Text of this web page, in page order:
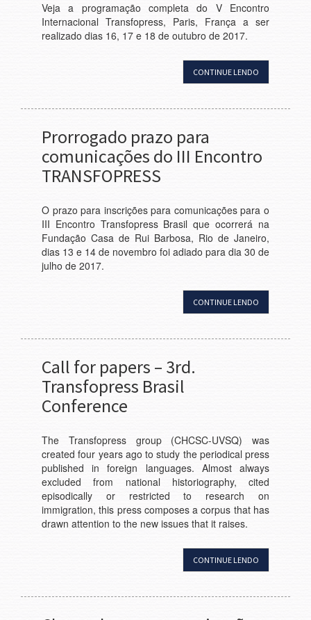
Veja a programação completa do V Encontro
Internacional Transfopress, Paris, França a ser
realizado dias 16, 17 e 18 de outubro de 2017.
CONTINUE LENDO
Prorrogado prazo para
comunicações do III Encontro
TRANSFOPRESS
O prazo para inscrições para comunicações para o
III Encontro Transfopress Brasil que ocorrerá na
Fundação Casa de Rui Barbosa, Rio de Janeiro,
dias 13 e 14 de novembro foi adiado para dia 30 de
julho de 2017.
CONTINUE LENDO
Call for papers – 3rd.
Transfopress Brasil
Conference
The Transfopress group (CHCSC-UVSQ) was
created four years ago to study the periodical press
published in foreign languages. Almost always
excluded from national historiography, cited
episodically or restricted to research on
immigration, this press composes a corpus that has
drawn attention to the new issues that it raises.
CONTINUE LENDO